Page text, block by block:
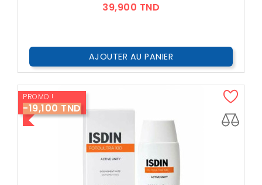
39,900 TND
AJOUTER AU PANIER
PROMO !
-19,100 TND